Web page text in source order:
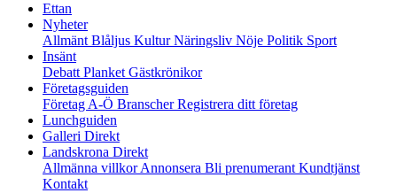
Ettan
Nyheter
Allmänt Blåljus KulturNäringsliv Nöje Politik Sport
Insänt
Debatt Planket Gästkrönikor
Företagsguiden
Företag A-Ö BranscherRegistrera ditt företag
Lunchguiden
Galleri Direkt
Landskrona Direkt
Allmänna villkorAnnonsera Bli prenumerant Kundtjänst
Kontakt